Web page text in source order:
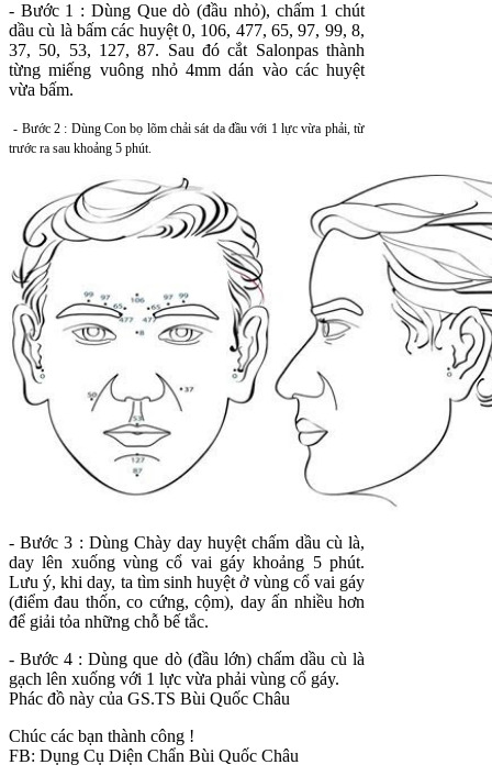
- Bước 1 : Dùng Que dò (đầu nhỏ), chấm 1 chút
dầu cù là bấm các huyệt 0, 106, 477, 65, 97, 99, 8,
37, 50, 53, 127, 87. Sau đó cắt Salonpas thành
từng miếng vuông nhỏ 4mm dán vào các huyệt
vừa bấm.
- Bước 2 : Dùng Con bọ lõm chải sát da đầu với 1 lực vừa phải, từ
trước ra sau khoảng 5 phút.
- Bước 3 : Dùng Chày day huyệt chấm dầu cù là,
day lên xuống vùng cổ vai gáy khoảng 5 phút.
Lưu ý, khi day, ta tìm sinh huyệt ở vùng cổ vai gáy
(điểm đau thốn, co cứng, cộm), day ấn nhiều hơn
để giải tỏa những chỗ bế tắc.
- Bước 4 : Dùng que dò (đầu lớn) chấm dầu cù là
gạch lên xuống với 1 lực vừa phải vùng cổ gáy.
Phác đồ này của GS.TS Bùi Quốc Châu
Chúc các bạn thành công !
FB: Dụng Cụ Diện Chẩn Bùi Quốc Châu